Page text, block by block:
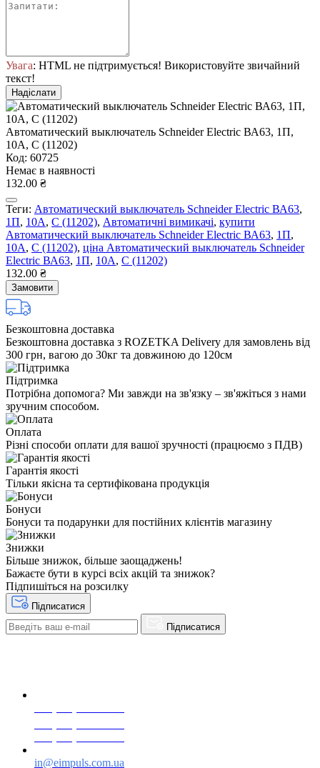
Увага: HTML не підтримується! Використовуйте звичайний
текст!
Надіслати
Автоматический выключатель Schneider Electric ВА63, 1П,
10A, C (11202)
Код: 60725
Немає в наявності
132.00 ₴
Теги: Автоматический выключатель Schneider Electric ВА63,
1П, 10A, C (11202), Автоматичні вимикачі, купити
Автоматический выключатель Schneider Electric ВА63, 1П,
10A, C (11202), ціна Автоматический выключатель Schneider
Electric ВА63, 1П, 10A, C (11202)
132.00 ₴
Замовити
Безкоштовна доставка
Безкоштовна доставка з ROZETKA Delivery для замовлень від
300 грн, вагою до 30кг та довжиною до 120см
Підтримка
Потрібна допомога? Ми завжди на зв'язку – зв'яжіться з нами
зручним способом.
Оплата
Різні способи оплати для вашої зручності (працюємо з ПДВ)
Гарантія якості
Тільки якісна та сертифікована продукція
Бонуси
Бонуси та подарунки для постійних клієнтів магазину
Знижки
Більше знижок, більше заощаджень!
Бажаєте бути в курсі всіх акцій та знижок?
Підпишіться на розсилку
Підписатися
Підписатися
in@eimpuls.com.ua